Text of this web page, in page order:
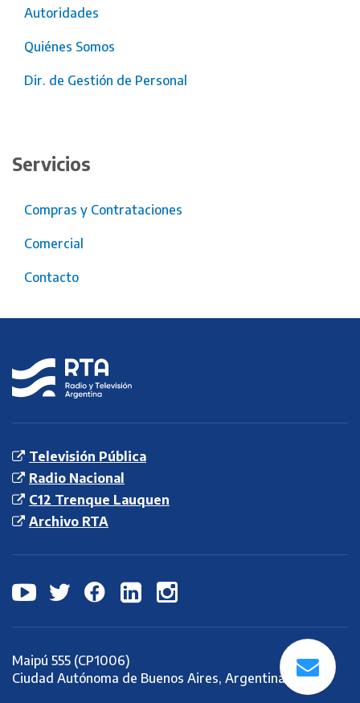
Autoridades
Quiénes Somos
Dir. de Gestión de Personal
Servicios
Compras y Contrataciones
Comercial
Contacto
RTA
Radio y
Televisión
Argentina S.E.
Televisión Pública
Radio Nacional
C12 Trenque Lauquen
Archivo RTA
Maipú 555 (CP1006)
Ciudad Autónoma de Buenos Aires, Argentina.